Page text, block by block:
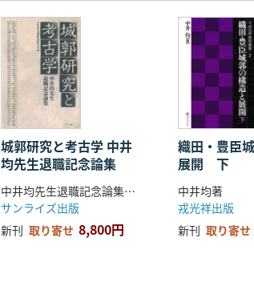
第三章 堀尾氏の支城としての赤名
第四章 堀尾氏の支城としての亀嵩
第三部 城郭瓦の展開
第一章 安土城以前の城郭瓦
第二章 小谷城跡出土の瓦について
第三章 但馬竹田城跡採集瓦につい
第四章 家紋を押印した城郭瓦
終章 織豊系城郭研究の課題と展望
城郭研究と考古学 中井
均先生退職記念論集
中井均先生退職記念論集刊行会 編集
サンライズ出版
新刊 取り寄せ 8,800円
織田・豊臣
展開 下
中井均著
戎光祥出版
新刊 取り寄せ